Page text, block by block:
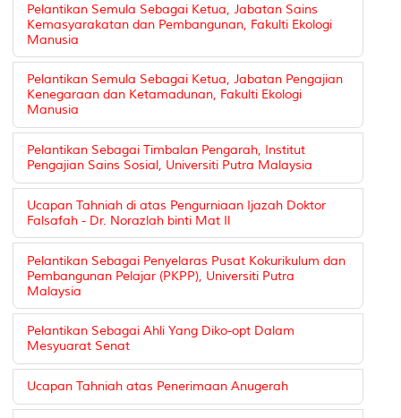
Pelantikan Semula Sebagai Ketua, Jabatan Sains
Kemasyarakatan dan Pembangunan, Fakulti Ekologi
Manusia
Pelantikan Semula Sebagai Ketua, Jabatan Pengajian
Kenegaraan dan Ketamadunan, Fakulti Ekologi
Manusia
Pelantikan Sebagai Timbalan Pengarah, Institut
Pengajian Sains Sosial, Universiti Putra Malaysia
Ucapan Tahniah di atas Pengurniaan Ijazah Doktor
Falsafah - Dr. Norazlah binti Mat Il
Pelantikan Sebagai Penyelaras Pusat Kokurikulum dan
Pembangunan Pelajar (PKPP), Universiti Putra
Malaysia
Pelantikan Sebagai Ahli Yang Diko-opt Dalam
Mesyuarat Senat
Ucapan Tahniah atas Penerimaan Anugerah